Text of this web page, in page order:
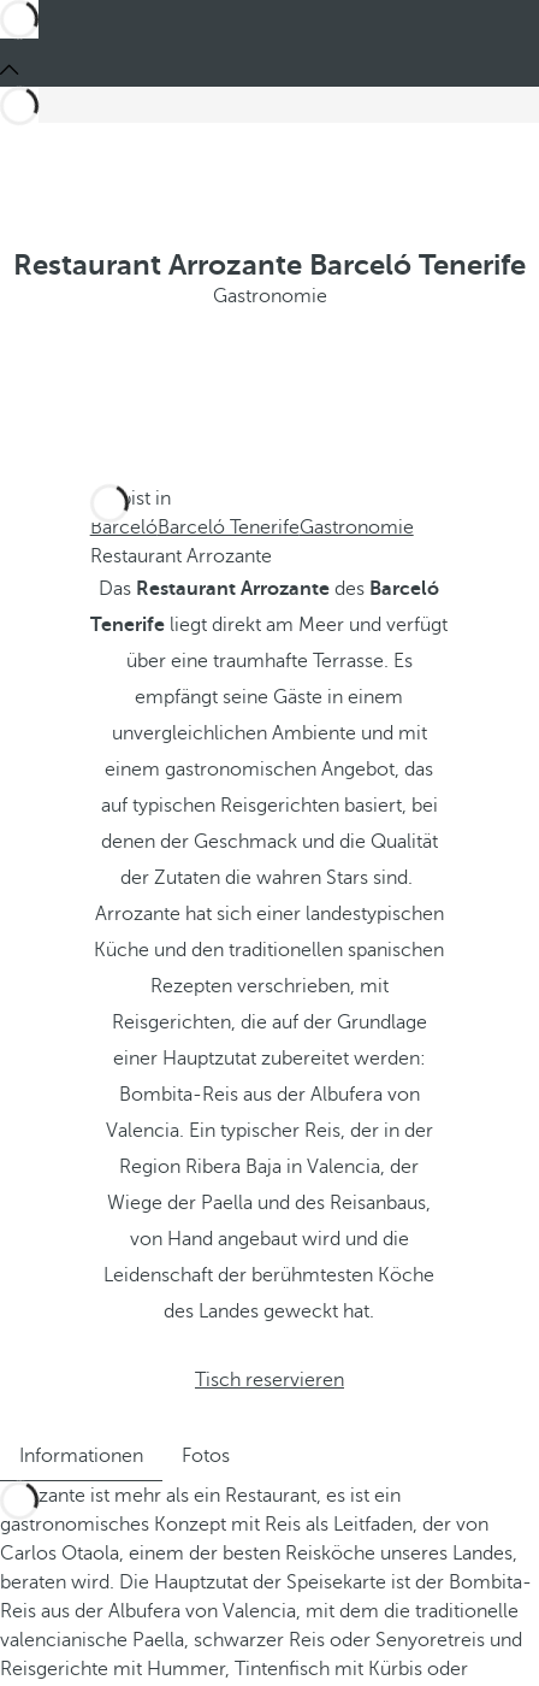
Restaurant Arrozante Barceló Tenerife
Gastronomie
Du bist in
BarcelóBarceló TenerifeGastronomie
Restaurant Arrozante
Das Restaurant Arrozante des Barceló
Tenerife liegt direkt am Meer und verfügt
über eine traumhafte Terrasse. Es
empfängt seine Gäste in einem
unvergleichlichen Ambiente und mit
einem gastronomischen Angebot, das
auf typischen Reisgerichten basiert, bei
denen der Geschmack und die Qualität
der Zutaten die wahren Stars sind.
Arrozante hat sich einer landestypischen
Küche und den traditionellen spanischen
Rezepten verschrieben, mit
Reisgerichten, die auf der Grundlage
einer Hauptzutat zubereitet werden:
Bombita-Reis aus der Albufera von
Valencia. Ein typischer Reis, der in der
Region Ribera Baja in Valencia, der
Wiege der Paella und des Reisanbaus,
von Hand angebaut wird und die
Leidenschaft der berühmtesten Köche
des Landes geweckt hat.
Tisch reservieren
Informationen
Fotos
Arrozante ist mehr als ein Restaurant, es ist ein
gastronomisches Konzept mit Reis als Leitfaden, der von
Carlos Otaola, einem der besten Reisköche unseres Landes,
beraten wird. Die Hauptzutat der Speisekarte ist der Bombita-
Reis aus der Albufera von Valencia, mit dem die traditionelle
valencianische Paella, schwarzer Reis oder Senyoretreis und
Reisgerichte mit Hummer, Tintenfisch mit Kürbis oder